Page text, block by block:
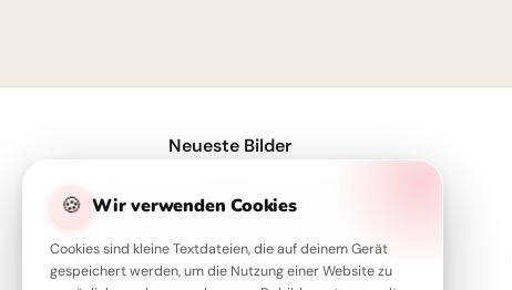
🍪 Wir verwenden Cookies
Cookies sind kleine Textdateien, die auf deinem Gerät
gespeichert werden, um die Nutzung einer Website zu
Neueste Bilder
Wissbegierig in die Zukunft starten: Dein 'Lesen bildet' Bild für Snapchat